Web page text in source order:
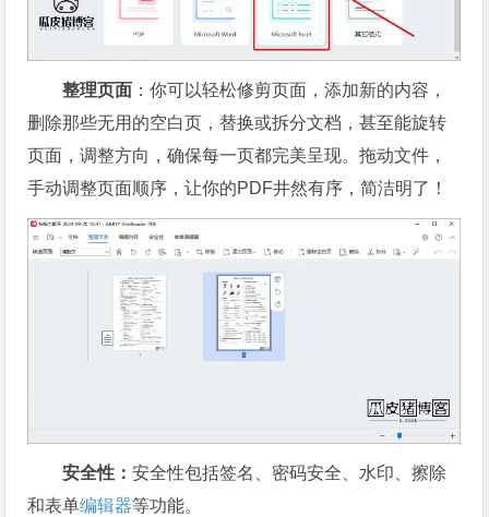
整理页面 ：你可以轻松修剪页面，添加新的内容，
删除那些无用的空白页，替换或拆分文档，甚至能旋转
页面，调整方向，确保每一页都完美呈现。拖动文件，
手动调整页面顺序，让你的PDF井然有序，简洁明了！
安全性：安全性包括签名、密码安全、水印、擦除
和表单编辑器等功能。